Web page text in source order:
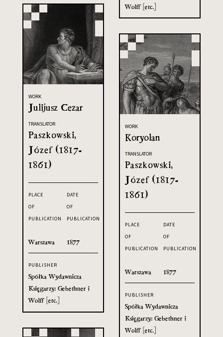
Wolff [etc.]
WORK
Julijusz Cezar
TRANSLATOR
Paszkowski,
Józef (1817-
1861)
PLACE
OF
PUBLICATION
Warszawa
DATE
OF
PUBLICATION
1877
PUBLISHER
Spółka Wydawnicza
Księgarzy: Gebethner i
Wolff [etc.]
WORK
Koryolan
TRANSLATOR
Paszkowski,
Józef (1817-
1861)
PLACE
OF
PUBLICATION
Warszawa
DATE
OF
PUBLICATION
1877
PUBLISHER
Spółka Wydawnicza
Księgarzy: Gebethner i
Wolff [etc.]